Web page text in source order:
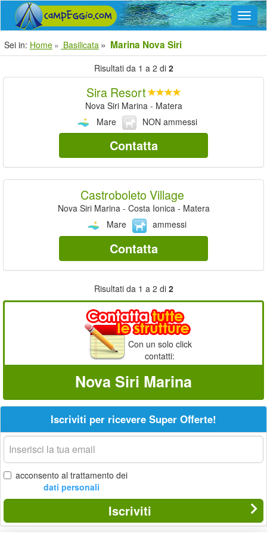
Sei in: Home Basilicata Marina Nova Siri
Risultati da 1 a 2 di 2
Sira Resort
Nova Siri Marina - Matera
Mare
NON ammessi
Contatta
Castroboleto Village
Nova Siri Marina - Costa Ionica - Matera
Mare
ammessi
Contatta
Risultati da 1 a 2 di 2
Con un solo click
contatti:
Nova Siri Marina
Iscriviti per ricevere Super Offerte!
La
tua
email
acconsento al trattamento dei
dati personali
Iscriviti